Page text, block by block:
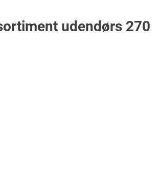
udendørs 270